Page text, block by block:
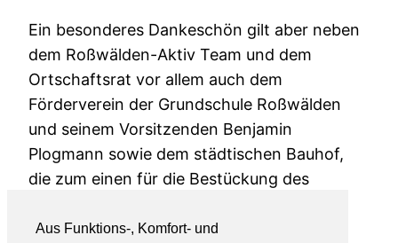
Aus Funktions-, Komfort- und
Ein besonderes Dankeschön gilt aber neben
dem Roßwälden-Aktiv Team und dem
Ortschaftsrat vor allem auch dem
Förderverein der Grundschule Roßwälden
und seinem Vorsitzenden Benjamin
Plogmann sowie dem städtischen Bauhof,
die zum einen für die Bestückung des
laufenden Betrieb garantieren.